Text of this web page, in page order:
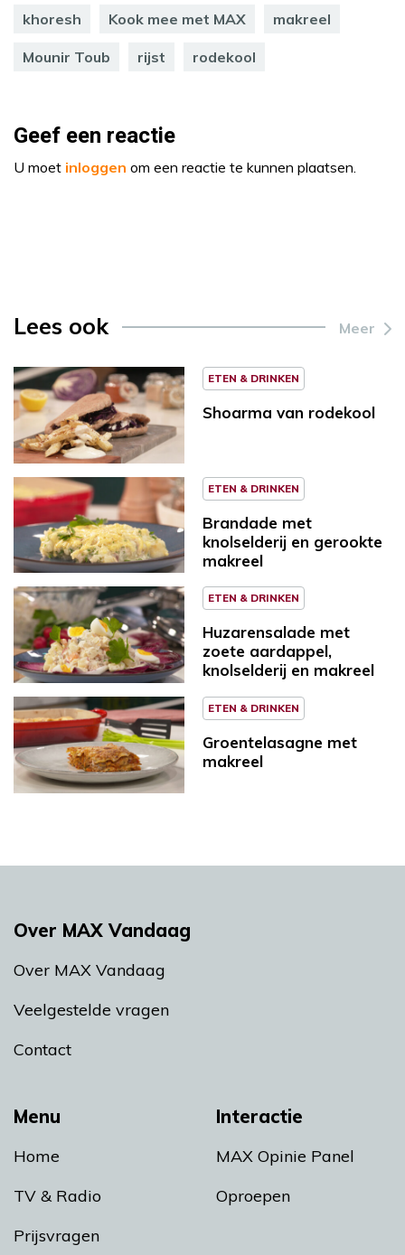
khoresh Kook mee met MAX makreel
Mounir Toub rijst rodekool
Geef een reactie
U moet inloggen om een reactie te kunnen plaatsen.
Lees ook Meer
ETEN & DRINKEN
Shoarma van rodekool
ETEN & DRINKEN
Brandade met
knolselderij en gerookte
makreel
ETEN & DRINKEN
Huzarensalade met
zoete aardappel,
knolselderij en makreel
ETEN & DRINKEN
Groentelasagne met
makreel
Menu
Home
TV & Radio
Prijsvragen
Interactie
MAX Opinie Panel
Oproepen
Over MAX Vandaag
Over MAX Vandaag
Veelgestelde vragen
Contact